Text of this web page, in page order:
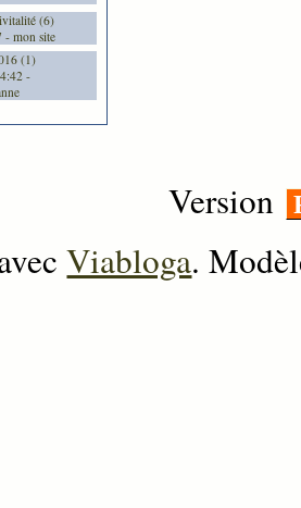
(6)
- mon site
(1)
-
Version
Viabloga.